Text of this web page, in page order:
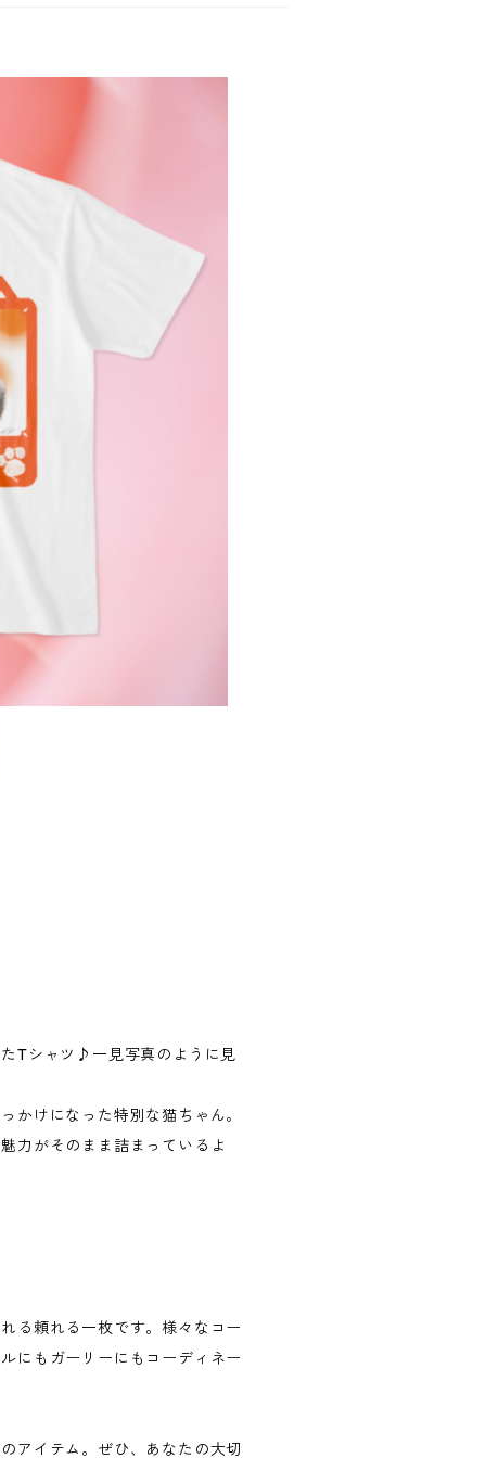
Tシャツ♪一見写真のように見
かけになった特別な猫ちゃん。
力がそのまま詰まっているよ
る頼れる一枚です。様々なコー
にもガーリーにもコーディネー
アイテム。ぜひ、あなたの大切